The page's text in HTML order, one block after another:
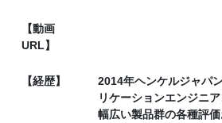
【動画
URL】
【経歴】
2014年ヘンケルジャパ
リケーションエンジニ
幅広い製品群の各種評